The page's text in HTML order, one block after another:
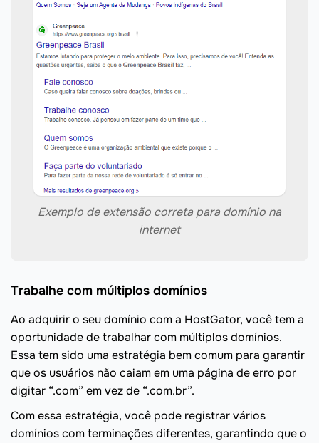
Exemplo de extensão correta para domínio na
internet
Trabalhe com múltiplos domínios
Ao adquirir o seu domínio com a HostGator, você tem a
oportunidade de trabalhar com múltiplos domínios.
Essa tem sido uma estratégia bem comum para garantir
que os usuários não caiam em uma página de erro por
digitar “.com” em vez de “.com.br”.
Com essa estratégia, você pode registrar vários
domínios com terminações diferentes, garantindo que o